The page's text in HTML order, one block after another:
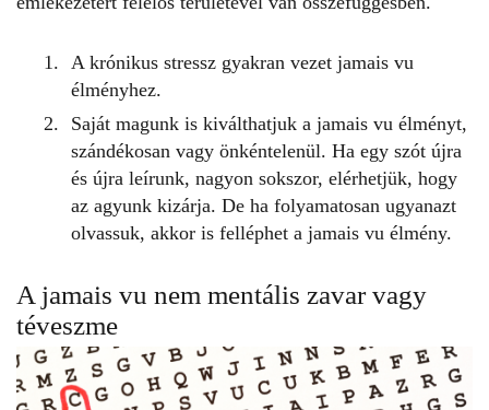
A krónikus stressz gyakran vezet jamais vu
élményhez.
Saját magunk is kiválthatjuk a jamais vu élményt,
szándékosan vagy önkéntelenül. Ha egy szót újra
és újra leírunk, nagyon sokszor, elérhetjük, hogy
az agyunk kizárja. De ha folyamatosan ugyanazt
olvassuk, akkor is felléphet a jamais vu élmény.
A jamais vu nem mentális zavar vagy
téveszme